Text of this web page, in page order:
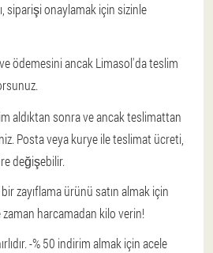
siparişi onaylamak için sizinle
ödemesini ancak Limasol'da teslim
aldıktan sonra ve ancak teslimattan
Posta veya kurye ile teslimat ücreti,
değişebilir.
zayıflama ürünü satın almak için
harcamadan kilo verin!
-% 50 indirim almak için acele